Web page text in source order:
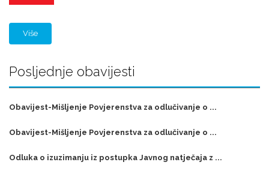
Više
Posljednje obavijesti
Obavijest-Mišljenje Povjerenstva za odlučivanje o ...
Obavijest-Mišljenje Povjerenstva za odlučivanje o ...
Odluka o izuzimanju iz postupka Javnog natječaja z ...